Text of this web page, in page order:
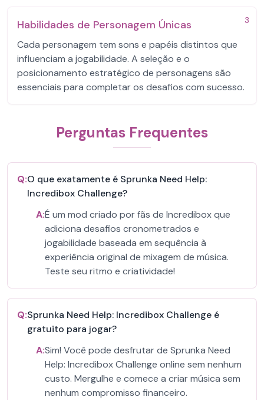
3
Habilidades de Personagem Únicas
Cada personagem tem sons e papéis distintos que
influenciam a jogabilidade. A seleção e o
posicionamento estratégico de personagens são
essenciais para completar os desafios com sucesso.
Perguntas Frequentes
Q:O que exatamente é Sprunka Need Help:
Incredibox Challenge?
A:É um mod criado por fãs de Incredibox que
adiciona desafios cronometrados e
jogabilidade baseada em sequência à
experiência original de mixagem de música.
Teste seu ritmo e criatividade!
Q:Sprunka Need Help: Incredibox Challenge é
gratuito para jogar?
A:Sim! Você pode desfrutar de Sprunka Need
Help: Incredibox Challenge online sem nenhum
custo. Mergulhe e comece a criar música sem
nenhum compromisso financeiro.